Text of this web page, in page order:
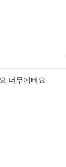
너무예뻐요